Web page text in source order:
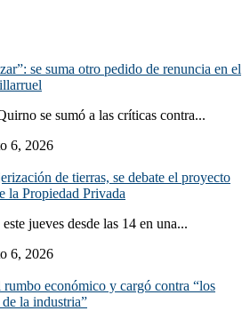
se suma otro pedido de renuncia en el
se sumó a las críticas contra...
6, 2026
de tierras, se debate el proyecto
la Propiedad Privada
jueves desde las 14 en una...
6, 2026
económico y cargó contra “los
la industria”